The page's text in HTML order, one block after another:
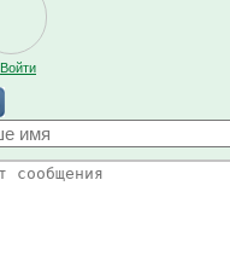
Войти